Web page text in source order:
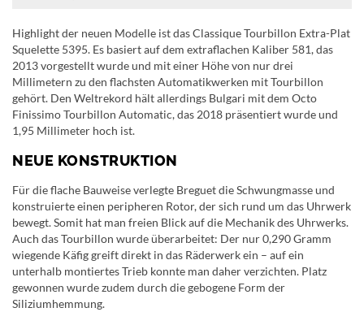
Highlight der neuen Modelle ist das Classique Tourbillon Extra-Plat
Squelette 5395. Es basiert auf dem extraflachen Kaliber 581, das
2013 vorgestellt wurde und mit einer Höhe von nur drei
Millimetern zu den flachsten Automatikwerken mit Tourbillon
gehört. Den Weltrekord hält allerdings Bulgari mit dem Octo
Finissimo Tourbillon Automatic, das 2018 präsentiert wurde und
1,95 Millimeter hoch ist.
NEUE KONSTRUKTION
Für die flache Bauweise verlegte Breguet die Schwungmasse und
konstruierte einen peripheren Rotor, der sich rund um das Uhrwerk
bewegt. Somit hat man freien Blick auf die Mechanik des Uhrwerks.
Auch das Tourbillon wurde überarbeitet: Der nur 0,290 Gramm
wiegende Käfig greift direkt in das Räderwerk ein – auf ein
unterhalb montiertes Trieb konnte man daher verzichten. Platz
gewonnen wurde zudem durch die gebogene Form der
Siliziumhemmung.